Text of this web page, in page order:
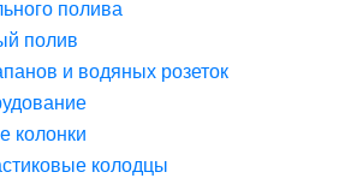
полива
полив
и водяных розеток
колонки
колодцы